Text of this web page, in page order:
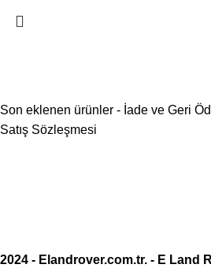
Son eklenen ürünler - İade ve Geri
Satış Sözleşmesi
2024 - Elandrover.com.tr. - E Land